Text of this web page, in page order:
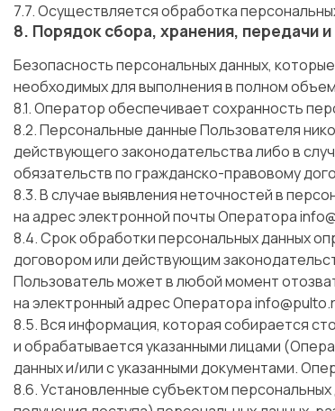
7.7. Осуществляется обработка
8. Порядок сбора, хранения, передачи
Безопасность персональных данных,
необходимых для выполнения в полном
8.1. Оператор обеспечивает сохранность
8.2. Персональные данные Пользователя
действующего законодательства либо в
обязательств по гражданско-правовому
8.3. В случае выявления неточностей в
на адрес электронной почты Оператора
8.4. Срок обработки персональных данных
договором или действующим
Пользователь может в любой момент
на электронный адрес Оператора
8.5. Вся информация, которая собирается
и обрабатывается указанными лицами
данных и/или с указанными документами.
8.6. Установленные субъектом